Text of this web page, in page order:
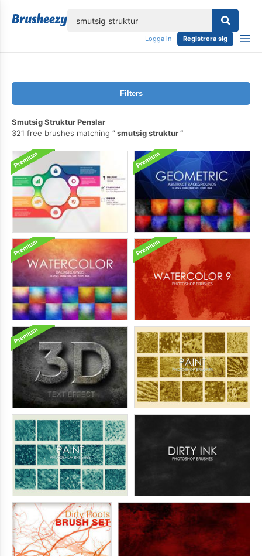
Logga in Registrera sig
Filters
Smutsig Struktur Penslar
321 free brushes matching
smutsig struktur